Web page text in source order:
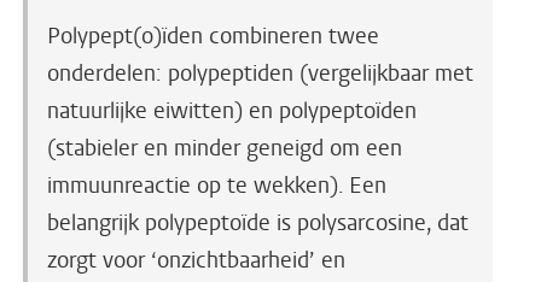
Polypept(o)ïden combineren twee
onderdelen: polypeptiden (vergelijkbaar met
natuurlijke eiwitten) en polypeptoïden
(stabieler en minder geneigd om een
immuunreactie op te wekken). Een
belangrijk polypeptoïde is polysarcosine, dat
zorgt voor ‘onzichtbaarheid’ en